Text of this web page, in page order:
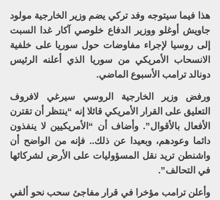
هذا فيما سيتوجه وفد تركي يضم وزير الخارجية مولود
جاويش أوغلو ووزير الدفاع خلوصي آكار غدا السبت
إلى روسيا لإجراء مفاوضات حول سوريا على خلفية
الانسحاب الأمريكي من سوريا الذي أعلنه الرئيس
دونالد ترامب الأسبوع الماضي.
ورفض وزير الخارجية الروسي سيرغي لافروف
التعليق على القرار الأمريكي قائلا إنه “ينتظر أن تقترن
الأفعال بالأقوال”. وأضاف أن “الأمريكيين لا ينفذون
دائما وعودهم، وبعيدا عن ذلك.. فإنه من الواضح أن
واشنطن تريد نقل المسؤوليات على الأرض لشركائها
في التحالف”.
وأعلن ترامب مؤخرا في قرار مفاجئ سحب نحو ألفي